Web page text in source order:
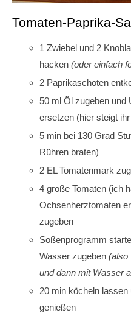
Tomaten-Paprika-
1 Zwiebel und 2
hacken (oder einfach
2 Paprikaschoten
50 ml Öl zugeben und
ersetzen (hier steigt
5 min bei 130 Grad
Rühren braten)
2 EL Tomatenmark
4 große Tomaten (ich
Ochsenherztomaten
zugeben
Soßenprogramm
Wasser zugeben (also
und dann mit Wasser
20 min köcheln
genießen